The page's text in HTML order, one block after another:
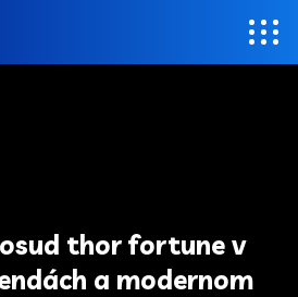
thor fortune v
a modernom